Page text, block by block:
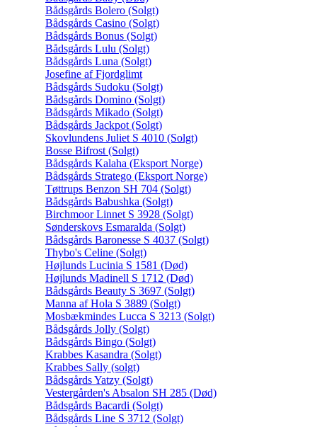
Bådsgårds Bolero (Solgt)
Bådsgårds Casino (Solgt)
Bådsgårds Bonus (Solgt)
Bådsgårds Lulu (Solgt)
Bådsgårds Luna (Solgt)
Josefine af Fjordglimt
Bådsgårds Sudoku (Solgt)
Bådsgårds Domino (Solgt)
Bådsgårds Mikado (Solgt)
Bådsgårds Jackpot (Solgt)
Skovlundens Juliet S 4010 (Solgt)
Bosse Bifrost (Solgt)
Bådsgårds Kalaha (Eksport Norge)
Bådsgårds Stratego (Eksport Norge)
Tøttrups Benzon SH 704 (Solgt)
Bådsgårds Babushka (Solgt)
Birchmoor Linnet S 3928 (Solgt)
Sønderskovs Esmaralda (Solgt)
Bådsgårds Baronesse S 4037 (Solgt)
Thybo's Celine (Solgt)
Højlunds Lucinia S 1581 (Død)
Højlunds Madinell S 1712 (Død)
Bådsgårds Beauty S 3697 (Solgt)
Manna af Hola S 3889 (Solgt)
Mosbækmindes Lucca S 3213 (Solgt)
Bådsgårds Jolly (Solgt)
Bådsgårds Bingo (Solgt)
Krabbes Kasandra (Solgt)
Krabbes Sally (solgt)
Bådsgårds Yatzy (Solgt)
Vestergården's Absalon SH 285 (Død)
Bådsgårds Bacardi (Solgt)
Bådsgårds Line S 3712 (Solgt)